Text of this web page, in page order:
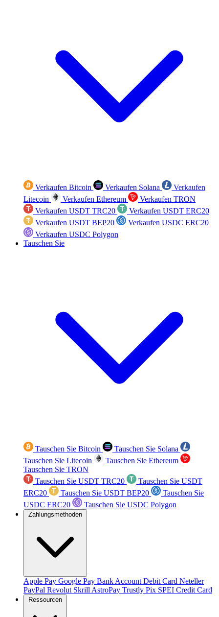
Verkaufen Bitcoin Verkaufen Solana
Verkaufen
Litecoin
Verkaufen Ethereum
Verkaufen TRON
Verkaufen USDT TRC20
Verkaufen USDT ERC20
Verkaufen USDT BEP20
Verkaufen USDC ERC20
Verkaufen USDC Polygon
Tauschen Sie
Tauschen Sie Bitcoin
Tauschen Sie Solana
Tauschen Sie Litecoin
Tauschen Sie Ethereum
Tauschen Sie TRON
Tauschen Sie USDT TRC20
Tauschen Sie USDT
ERC20
Tauschen Sie USDT BEP20
Tauschen Sie
USDC ERC20
Tauschen Sie USDC Polygon
Zahlungsmethoden
Apple Pay Google Pay Bank Account Debit Card Neteller
PayPal Revolut Skrill AstroPay Trustly Pix SPEI Credit Card
Ressourcen